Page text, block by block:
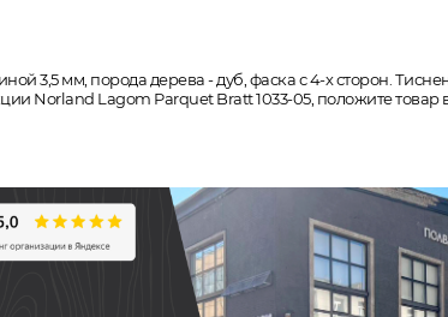
3,5 мм, порода дерева - дуб, фаска с 4-х сторон.
Norland Lagom Parquet Bratt 1033-05, положите